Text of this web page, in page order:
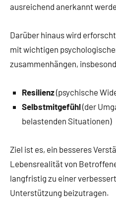
ausreichend anerkannt
Darüber hinaus wird
mit wichtigen
zusammenhängen,
Resilienz(psychische
Selbstmitgefühl(der
belastenden Situationen)
Ziel ist es, ein besseres
Lebensrealität von
langfristig zu einer
Unterstützung beizutragen.